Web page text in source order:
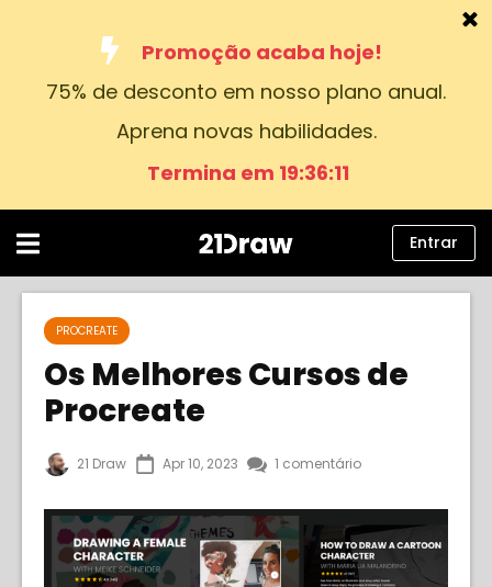
Promoção acaba hoje!
75% de desconto em nosso plano anual.
Aprena novas habilidades.
Termina em 19:36:10
Cursos
Sobre nós
Entrar
Português
Entrar
PROCREATE
Os Melhores Cursos de
Procreate
21 Draw Apr 10, 2023 1 comentário